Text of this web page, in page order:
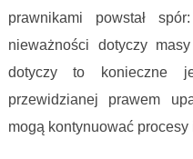
prawnikami powstał
nieważności dotyczy
dotyczy to konieczne
przewidzianej prawem
mogą kontynuować